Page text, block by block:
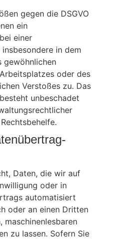
gegen die DSGVO
ein
einer
in dem
gewöhnlichen
oder des
Verstoßes zu. Das
unbeschadet
Daten, die wir auf
oder in
automatisiert
oder an einen Dritten
maschinenlesbaren
zu lassen. Sofern Sie